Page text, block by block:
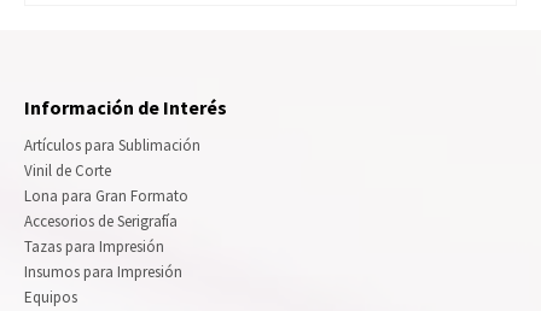
Información de Interés
Artículos para Sublimación
Vinil de Corte
Lona para Gran Formato
Accesorios de Serigrafía
Tazas para Impresión
Insumos para Impresión
Equipos